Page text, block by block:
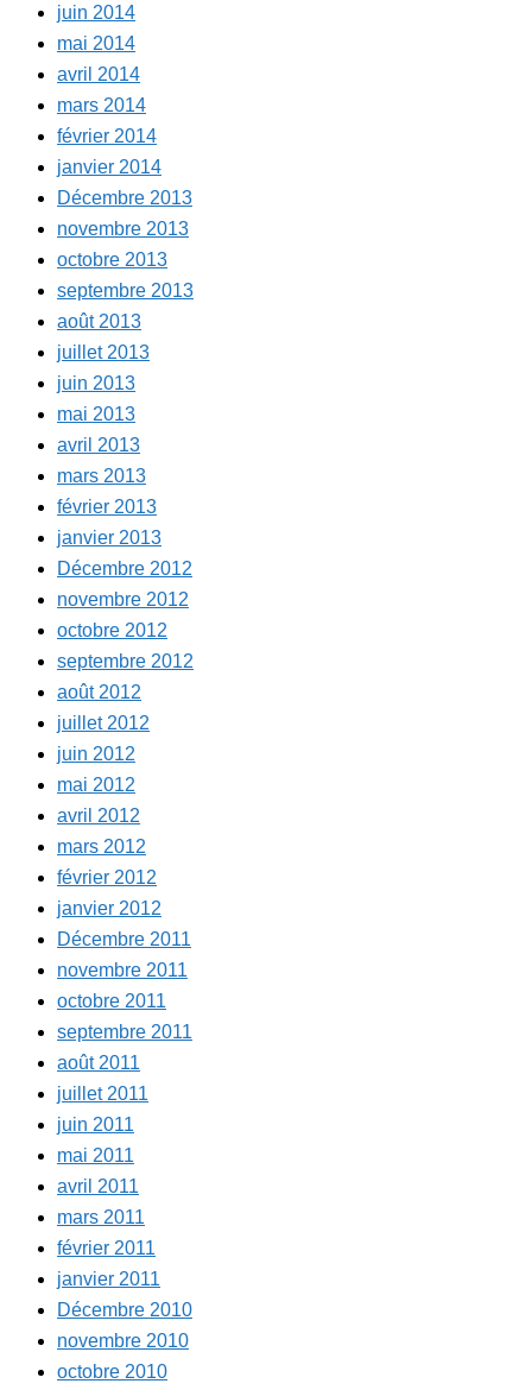
juin 2014
mai 2014
avril 2014
mars 2014
février 2014
janvier 2014
Décembre 2013
novembre 2013
octobre 2013
septembre 2013
août 2013
juillet 2013
juin 2013
mai 2013
avril 2013
mars 2013
février 2013
janvier 2013
Décembre 2012
novembre 2012
octobre 2012
septembre 2012
août 2012
juillet 2012
juin 2012
mai 2012
avril 2012
mars 2012
février 2012
janvier 2012
Décembre 2011
novembre 2011
octobre 2011
septembre 2011
août 2011
juillet 2011
juin 2011
mai 2011
avril 2011
mars 2011
février 2011
janvier 2011
Décembre 2010
novembre 2010
octobre 2010